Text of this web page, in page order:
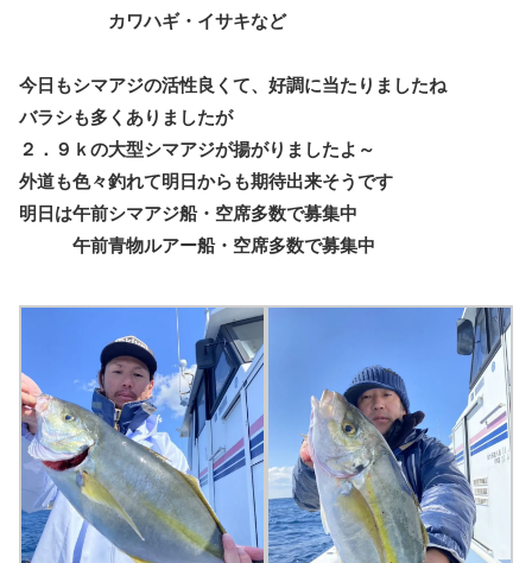
カワハギ・イサキなど
今日もシマアジの活性良くて、好調に当たりましたね
バラシも多くありましたが
２．９ｋの大型シマアジが揚がりましたよ～
外道も色々釣れて明日からも期待出来そうです
明日は午前シマアジ船・空席多数で募集中
午前青物ルアー船・空席多数で募集中